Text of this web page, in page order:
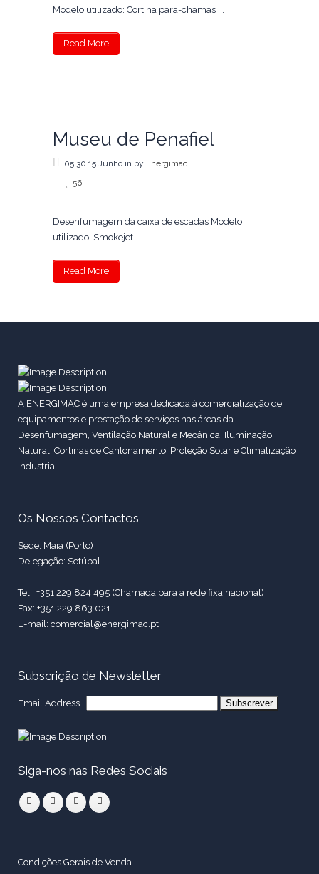
Modelo utilizado: Cortina pára-chamas ...
Read More
Museu de Penafiel
05:30 15 Junho in by Energimac
56
Desenfumagem da caixa de escadas Modelo
utilizado: Smokejet ...
Read More
A ENERGIMAC é uma empresa dedicada à comercialização de
equipamentos e prestação de serviços nas áreas da
Desenfumagem, Ventilação Natural e Mecânica, Iluminação
Natural, Cortinas de Cantonamento, Proteção Solar e Climatização
Industrial.
Os Nossos Contactos
Sede: Maia (Porto)
Delegação: Setúbal
Tel.: +351 229 824 495 (Chamada para a rede fixa nacional)
Fax: +351 229 863 021
E-mail: comercial@energimac.pt
Subscrição de Newsletter
Email Address :
Siga-nos nas Redes Sociais
Condições Gerais de Venda